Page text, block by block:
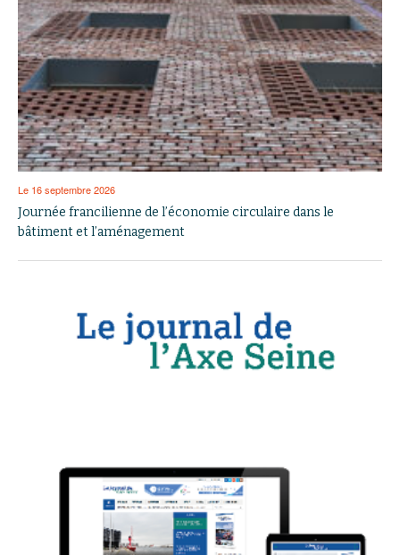
Le 16 septembre 2026
Journée francilienne de l’économie circulaire dans le
bâtiment et l’aménagement